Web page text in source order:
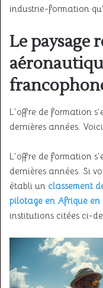
industrie-formation
Le paysage
L’offre de formation
dernières années.
L’offre de formation
dernières années. Si
établi un classement
pilotage en Afrique en
institutions citées ci-